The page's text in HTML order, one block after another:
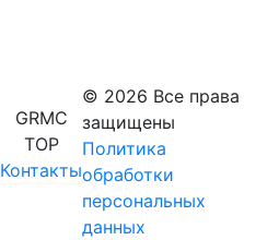
GRMC
TOP
Контакты
© 2026 Все права
защищены
Политика
обработки
персональных
данных